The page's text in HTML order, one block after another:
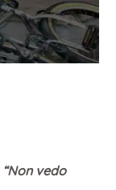
“Non vedo